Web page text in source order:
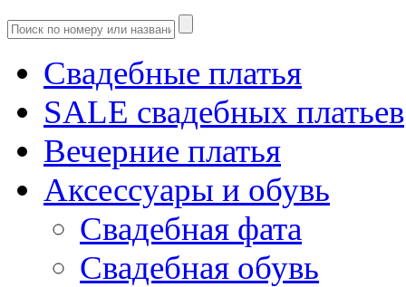
Свадебные платья
SALE cвадебных платьев
Вечерние платья
Аксессуары и обувь
Свадебная фата
Свадебная обувь